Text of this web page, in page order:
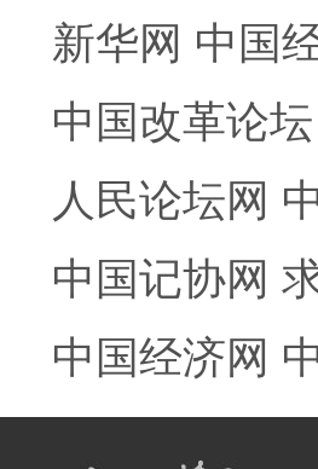
新华网 中国
中国改革论坛
人民论坛网
中国记协网
中国经济网